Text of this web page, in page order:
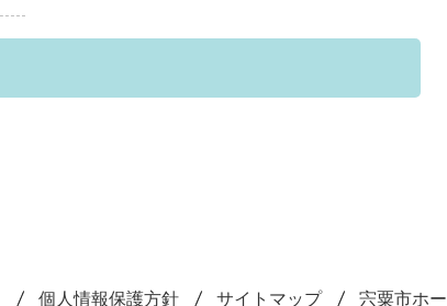
個人情報保護方針 サイトマップ 宍粟市ホ